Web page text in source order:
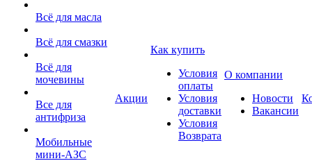
Всё для масла
Всё для смазки
Всё для
мочевины
Все для
антифриза
Мобильные
мини-АЗС
Акции
Как купить
Условия
оплаты
Условия
доставки
Условия
Возврата
О компании
Новости
Вакансии